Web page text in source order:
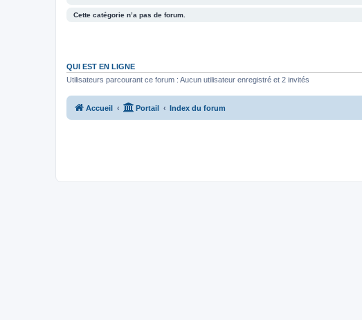
Cette catégorie n’a pas de forum.
QUI EST EN LIGNE
Utilisateurs parcourant ce forum : Aucun utilisateur enregistré et 2 invités
Accueil Portail Index du forum